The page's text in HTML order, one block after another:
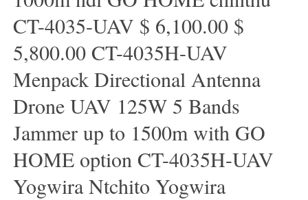
CT-4035-UAV $ 6,100.00 $
5,800.00 CT-4035H-UAV
Menpack Directional Antenna
Drone UAV 125W 5 Bands
Jammer up to 1500m with GO
HOME option CT-4035H-UAV
Yogwira Ntchito Yogwira